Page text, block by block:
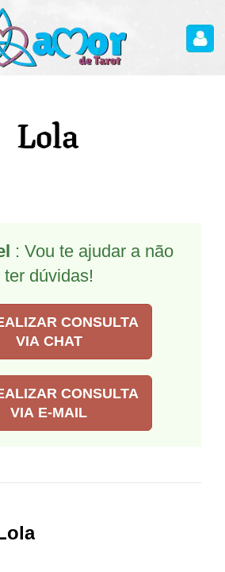
Lola
: Vou te ajudar a não
ter dúvidas!
CONSULTA
VIA CHAT
CONSULTA
VIA E-MAIL